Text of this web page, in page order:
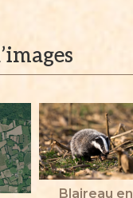
Blaireau en